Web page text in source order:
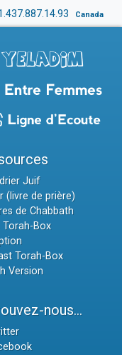
Canada
Juif
(livre de prière)
de Chabbath
Torah-Box
Torah-Box
Version
nous...